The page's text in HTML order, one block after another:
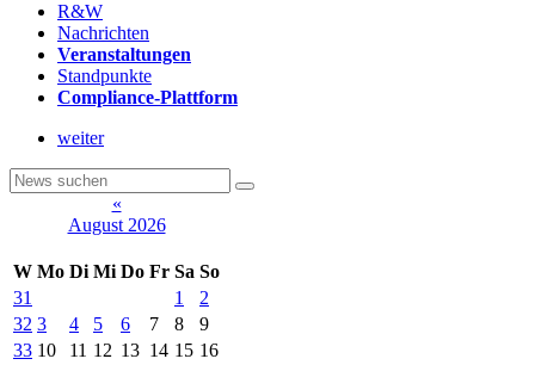
R&W
Nachrichten
Veranstaltungen
Standpunkte
Compliance-Plattform
weiter
«
August 2026
W Mo Di Mi Do Fr Sa So
31
1
2
32 3 4 5 6 7 8
9
33 10 11 12 13 14 15 16